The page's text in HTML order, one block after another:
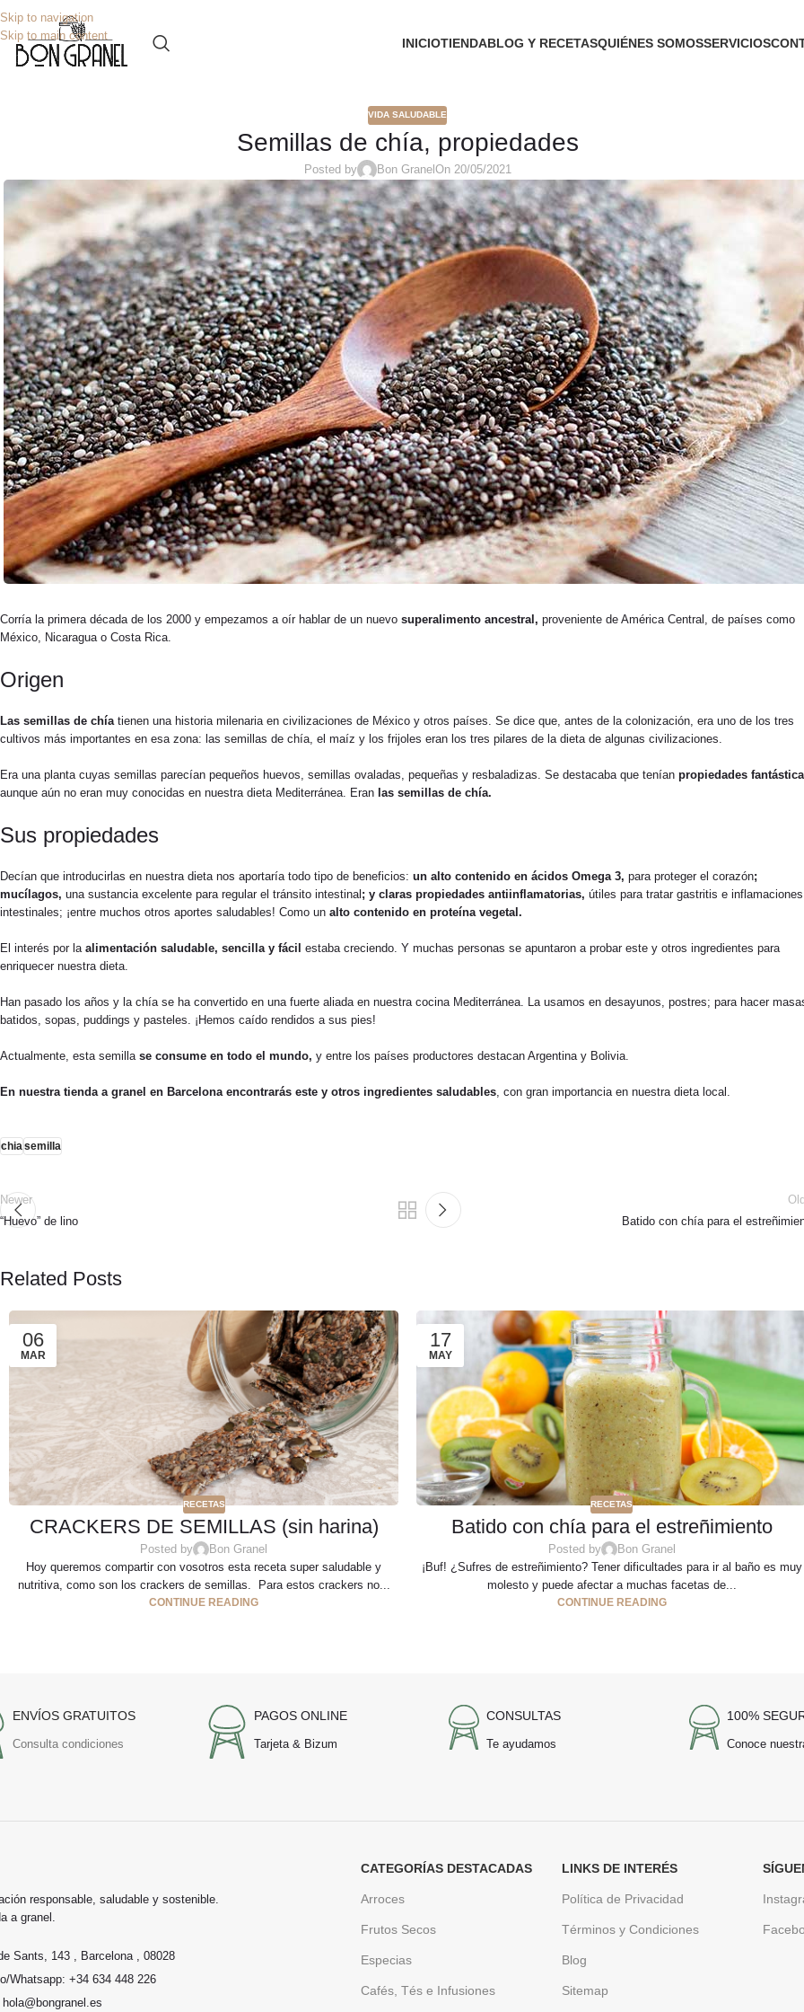
Skip to navigation
Skip to main content
INICIOTIENDABLOG Y RECETASQUIÉNES SOMOSSERVICIOS
VIDA SALUDABLE
Semillas de chía, propiedades
Posted by Bon Granel On 20/05/2021
Corría la primera década de los 2000 y empezamos a oír hablar de un nuevo superalimento ancestral, proveniente de América Central, de países como
México, Nicaragua o Costa Rica.
Origen
Las semillas de chía tienen una historia milenaria en civilizaciones de México y otros países. Se dice que, antes de la colonización, era uno de los tres
cultivos más importantes en esa zona: las semillas de chía, el maíz y los frijoles eran los tres pilares de la dieta de algunas civilizaciones.
Era una planta cuyas semillas parecían pequeños huevos, semillas ovaladas, pequeñas y resbaladizas. Se destacaba que tenían propiedades
aunque aún no eran muy conocidas en nuestra dieta Mediterránea. Eran las semillas de chía.
Sus propiedades
Decían que introducirlas en nuestra dieta nos aportaría todo tipo de beneficios: un alto contenido en ácidos Omega 3, para proteger el corazón;
mucílagos, una sustancia excelente para regular el tránsito intestinal ; y claras propiedades antiinflamatorias, útiles para tratar gastritis e inflamaciones
intestinales; ¡entre muchos otros aportes saludables! Como un alto contenido en proteína vegetal.
El interés por la alimentación saludable, sencilla y fácil estaba creciendo. Y muchas personas se apuntaron a probar este y otros ingredientes para
enriquecer nuestra dieta.
Han pasado los años y la chía se ha convertido en una fuerte aliada en nuestra cocina Mediterránea. La usamos en desayunos, postres; para hacer
batidos, sopas, puddings y pasteles. ¡Hemos caído rendidos a sus pies!
Actualmente, esta semilla se consume en todo el mundo, y entre los países productores destacan Argentina y Bolivia.
En nuestra tienda a granel en Barcelona encontrarás este y otros ingredientes saludables , con gran importancia en nuestra dieta local.
chia semilla
Newer
“Huevo” de lino
Batido con chía para el
Related Posts
06
MAR
RECETAS
CRACKERS DE SEMILLAS (sin harina)
Posted by
Bon Granel
Hoy queremos compartir con vosotros esta receta super saludable y
nutritiva, como son los crackers de semillas. Para estos crackers no...
CONTINUE READING
17
MAY
RECETAS
Batido con chía para el estreñimiento
Posted by
Bon Granel
¡Buf! ¿Sufres de estreñimiento? Tener dificultades para ir al baño es muy
molesto y puede afectar a muchas facetas de...
CONTINUE READING
ENVÍOS GRATUITOS
Consulta condiciones
PAGOS ONLINE
Tarjeta & Bizum
CONSULTAS
Te ayudamos
100%
Conoce
responsable, saludable y sostenible.
a granel.
Sants, 143 , Barcelona , 08028
Whatsapp: +34 634 448 226
CATEGORÍAS DESTACADAS
Arroces
Frutos Secos
Especias
Cafés, Tés e Infusiones
LINKS DE INTERÉS
Política de Privacidad
Términos y Condiciones
Blog
Sitemap